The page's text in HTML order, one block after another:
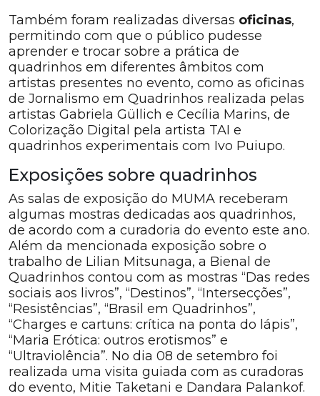
Também foram realizadas diversas oficinas,
permitindo com que o público pudesse
aprender e trocar sobre a prática de
quadrinhos em diferentes âmbitos com
artistas presentes no evento, como as oficinas
de Jornalismo em Quadrinhos realizada pelas
artistas Gabriela Güllich e Cecília Marins, de
Colorização Digital pela artista TAI e
quadrinhos experimentais com Ivo Puiupo.
Exposições sobre quadrinhos
As salas de exposição do MUMA receberam
algumas mostras dedicadas aos quadrinhos,
de acordo com a curadoria do evento este ano.
Além da mencionada exposição sobre o
trabalho de Lilian Mitsunaga, a Bienal de
Quadrinhos contou com as mostras “Das redes
sociais aos livros”, “Destinos”, “Intersecções”,
“Resistências”, “Brasil em Quadrinhos”,
“Charges e cartuns: crítica na ponta do lápis”,
“Maria Erótica: outros erotismos” e
“Ultraviolência”. No dia 08 de setembro foi
realizada uma visita guiada com as curadoras
do evento, Mitie Taketani e Dandara Palankof.